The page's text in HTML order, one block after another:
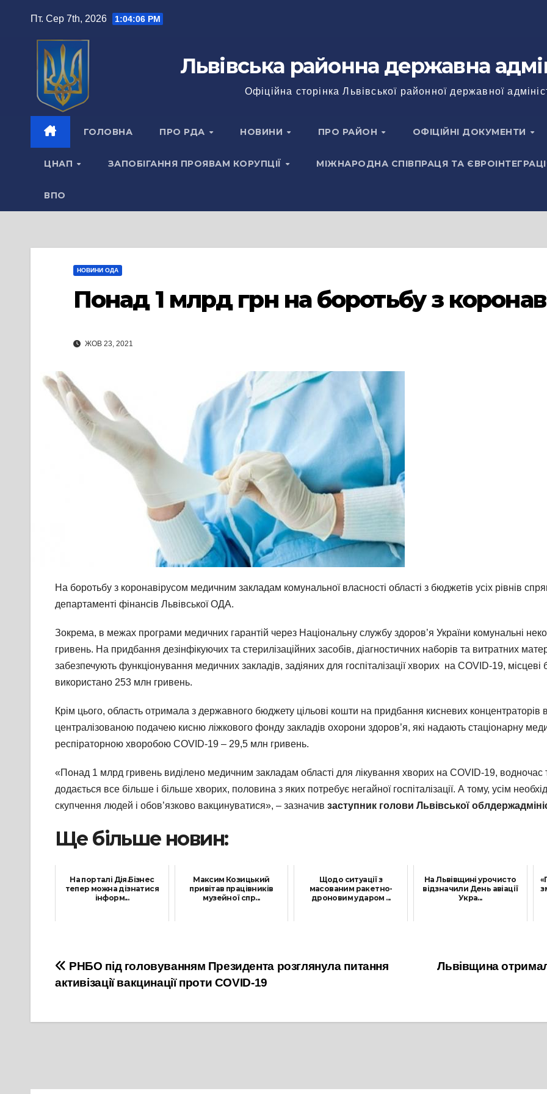
Пт. Сер 7th, 2026 1:04:07 PM
Львівська районна державна
Офіційна сторінка Львівської районної державної
ГОЛОВНА ПРО РДА НОВИНИ ПРО РАЙОН ОФІЦІЙНІ ДОКУМЕНТИ
ЦНАП ЗАПОБІГАННЯ ПРОЯВАМ КОРУПЦІЇ МІЖНАРОДНА СПІВПРАЦЯ ТА
ВПО
НОВИНИ ОДА
Понад 1 млрд грн на боротьбу з
ЖОВ 23, 2021
На боротьбу з коронавірусом медичним закладам комунальної власності області з бюджетів усіх рівнів
департаменті фінансів Львівської ОДА.
Зокрема, в межах програми медичних гарантій через Національну службу здоров’я України комунальні
гривень. На придбання дезінфікуючих та стерилізаційних засобів, діагностичних наборів та витратних
забезпечують функціонування медичних закладів, задіяних для госпіталізації хворих на COVID-19,
використано 253 млн гривень.
Крім цього, область отримала з державного бюджету цільові кошти на придбання кисневих концентраторів
централізованою подачею кисню ліжкового фонду закладів охорони здоров’я, які надають стаціонарну
респіраторною хворобою COVID-19 – 29,5 млн гривень.
«Понад 1 млрд гривень виділено медичним закладам області для лікування хворих на COVID-19,
додається все більше і більше хворих, половина з яких потребує негайної госпіталізації. А тому, усім
скупчення людей і обов’язково вакцинуватися», – зазначив заступник голови Львівської
Ще більше новин:
На порталі Дія.Бізнес
тепер можна дізнатися
інформ...
Максим Козицький
привітав працівників
музейної спр...
Щодо ситуації з
масованим ракетно-
дроновим ударом ...
На Львівщині урочисто
відзначили День авіації
Укра...
Навігація
записів
Львівщина
РНБО під головуванням Президента розглянула питання
активізації вакцинації проти COVID-19